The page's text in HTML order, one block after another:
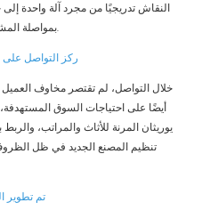
النقاش تدريجيًا من مجرد آلة واحدة
بمواصلة المشروع معنا بشكل أساسي إلى النقاط التالية.
1. ركز التواصل
خلال التواصل، لم تقتصر مخاوف
أيضًا على احتياجات السوق المستهدفة،
يوريثان المرنة للأثاث والمراتب،
تنظيم المصنع الجديد في ظل
2. تم